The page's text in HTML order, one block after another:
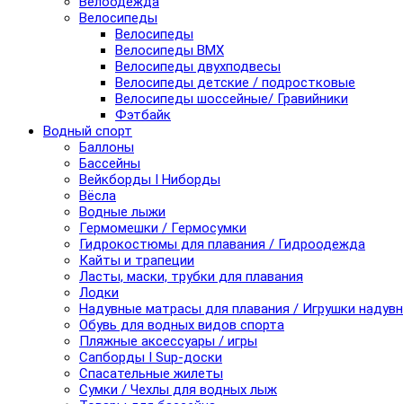
Велосипеды
Велосипеды
Велосипеды BMX
Велосипеды двухподвесы
Велосипеды детские / подростковые
Велосипеды шоссейные/ Гравийники
Фэтбайк
Водный спорт
Баллоны
Бассейны
Вейкборды I Ниборды
Вёсла
Водные лыжи
Гермомешки / Гермосумки
Гидрокостюмы для плавания / Гидроодежда
Кайты и трапеции
Ласты, маски, трубки для плавания
Лодки
Надувные матрасы для плавания / Игрушки
Обувь для водных видов спорта
Пляжные аксессуары / игры
Сапборды I Sup-доски
Спасательные жилеты
Сумки / Чехлы для водных лыж